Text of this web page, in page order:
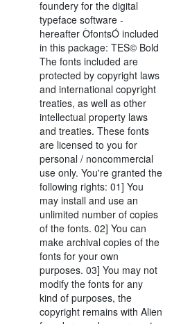
foundery for the digital
typeface software -
hereafter ÒfontsÓ included
in this package: TES© Bold
The fonts included are
protected by copyright laws
and international copyright
treaties, as well as other
intellectual property laws
and treaties. These fonts
are licensed to you for
personal / noncommercial
use only. You're granted the
following rights: 01] You
may install and use an
unlimited number of copies
of the fonts. 02] You can
make archival copies of the
fonts for your own
purposes. 03] You may not
modify the fonts for any
kind of purposes, the
copyright remains with Alien